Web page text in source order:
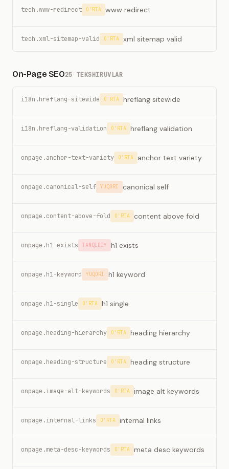
tech.www-redirect O'RTA www redirect
tech.xml-sitemap-valid O'RTA xml sitemap valid
On-Page SEO25 TEKSHIRUVLAR
i18n.hreflang-sitewide O'RTA hreflang sitewide
i18n.hreflang-validation O'RTA hreflang validation
onpage.anchor-text-variety O'RTA anchor text variety
onpage.canonical-self YUQORI canonical self
onpage.content-above-fold O'RTA content above fold
onpage.h1-exists TANQIDIY h1 exists
onpage.h1-keyword YUQORI h1 keyword
onpage.h1-single O'RTA h1 single
onpage.heading-hierarchy O'RTA heading hierarchy
onpage.heading-structure O'RTA heading structure
onpage.image-alt-keywords O'RTA image alt keywords
onpage.internal-links O'RTA internal links
onpage.meta-desc-keywords O'RTA meta desc keywords